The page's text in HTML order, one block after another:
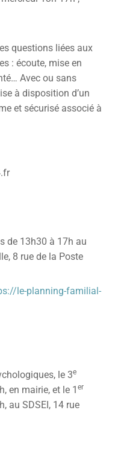
questions liées aux
: écoute, mise en
Avec ou sans
à disposition d’un
et sécurisé associé à
de 13h30 à 17h au
8 rue de la Poste
le-planning-familial-
le 3e
en mairie, et le 1 er
au SDSEI, 14 rue